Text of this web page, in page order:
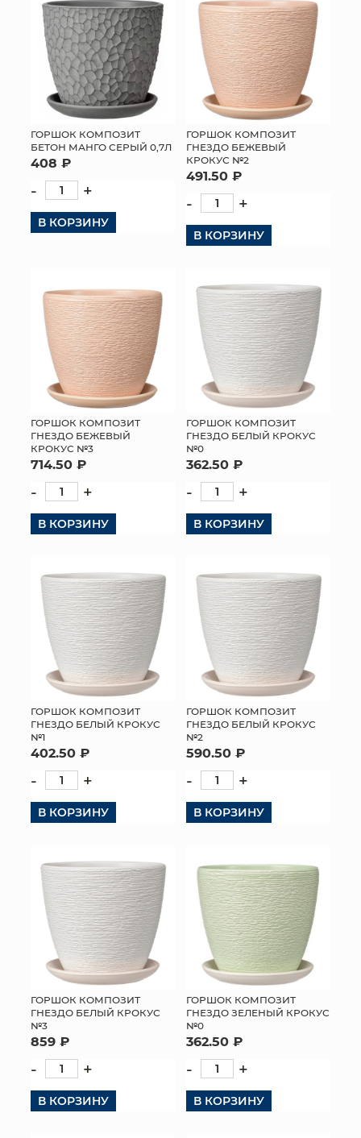
ГОРШОК КОМПОЗИТ
БЕТОН МАНГО СЕРЫЙ 0,7Л
408 ₽
- +
В КОРЗИНУ
ГОРШОК КОМПОЗИТ
ГНЕЗДО БЕЖЕВЫЙ
КРОКУС №2
491.50 ₽
- +
В КОРЗИНУ
ГОРШОК КОМПОЗИТ
ГНЕЗДО БЕЖЕВЫЙ
КРОКУС №3
714.50 ₽
- +
В КОРЗИНУ
ГОРШОК КОМПОЗИТ
ГНЕЗДО БЕЛЫЙ КРОКУС
№0
362.50 ₽
- +
В КОРЗИНУ
ГОРШОК КОМПОЗИТ
ГНЕЗДО БЕЛЫЙ КРОКУС
№1
402.50 ₽
- +
В КОРЗИНУ
ГОРШОК КОМПОЗИТ
ГНЕЗДО БЕЛЫЙ КРОКУС
№2
590.50 ₽
- +
В КОРЗИНУ
ГОРШОК КОМПОЗИТ
ГНЕЗДО БЕЛЫЙ КРОКУС
№3
859 ₽
- +
В КОРЗИНУ
ГОРШОК КОМПОЗИТ
ГНЕЗДО ЗЕЛЕНЫЙ КРОКУС
№0
362.50 ₽
- +
В КОРЗИНУ